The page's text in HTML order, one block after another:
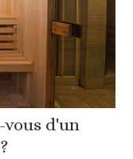
vous d'un